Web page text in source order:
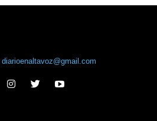
diarioenaltavoz@gmail.com